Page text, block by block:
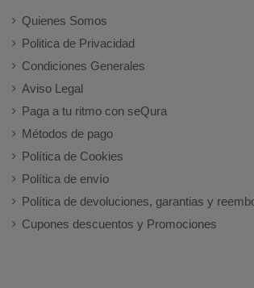
Quienes Somos
Politica de Privacidad
Condiciones Generales
Aviso Legal
Paga a tu ritmo con seQura
Métodos de pago
Política de Cookies
Política de envío
Política de devoluciones, garantias y
Cupones descuentos y Promociones